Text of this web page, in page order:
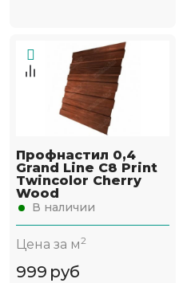
Профнастил 0,4
Grand Line С8 Print
Twincolor Cherry
Wood
В наличии
Цена за м2
999 руб